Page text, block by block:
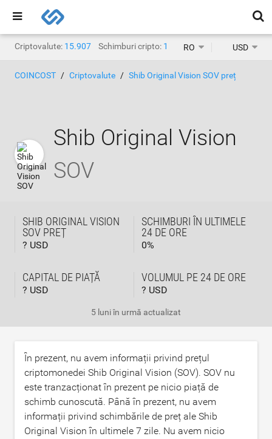
Criptovalute: 15.907 Schimburi cripto: 1.468RO USD
COINCOST Criptovalute Shib Original Vision SOV preț
Shib Original Vision
SOV
SHIB ORIGINAL VISION
SOV PREȚ
? USD
SCHIMBURI ÎN ULTIMELE
24 DE ORE
0%
CAPITAL DE PIAȚĂ
? USD
VOLUMUL PE 24 DE ORE
? USD
5 luni în urmă actualizat
În prezent, nu avem informații privind prețul
criptomonedei Shib Original Vision (SOV). SOV nu
este tranzacționat în prezent pe nicio piață de
schimb cunoscută. Până în prezent, nu avem
informații privind schimbările de preț ale Shib
Original Vision în ultimele 7 zile. Nu avem nicio